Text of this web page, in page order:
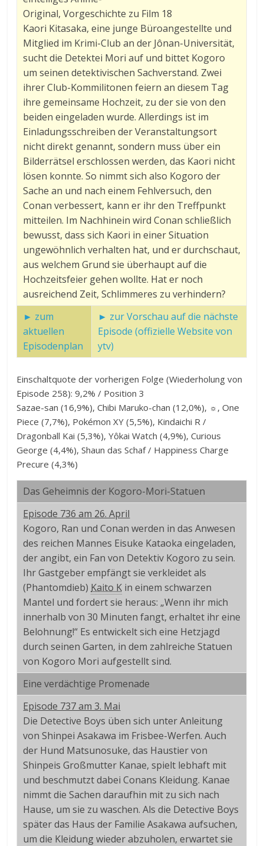
Original, Vorgeschichte zu Film 18
Kaori Kitasaka, eine junge Büroangestellte und
Mitglied im Krimi-Club an der Jônan-Universität,
sucht die Detektei Mori auf und bittet Kogoro
um seinen detektivischen Sachverstand. Zwei
ihrer Club-Kommilitonen feiern an diesem Tag
ihre gemeinsame Hochzeit, zu der sie von den
beiden eingeladen wurde. Allerdings ist im
Einladungsschreiben der Veranstaltungsort
nicht direkt genannt, sondern muss über ein
Bilderrätsel erschlossen werden, das Kaori nicht
lösen konnte. So nimmt sich also Kogoro der
Sache an und nach einem Fehlversuch, den
Conan verbessert, kann er ihr den Treffpunkt
mitteilen. Im Nachhinein wird Conan schließlich
bewusst, dass sich Kaori in einer Situation
ungewöhnlich verhalten hat, und er durchschaut,
aus welchem Grund sie überhaupt auf die
Hochzeitsfeier gehen wollte. Hat er noch
ausreichend Zeit, Schlimmeres zu verhindern?
► zum
aktuellen
Episodenplan
► zur Vorschau auf die nächste
Episode (offizielle Website von
ytv)
Einschaltquote der vorherigen Folge (Wiederholung von
Episode 258): 9,2% / Position 3
Sazae-san (16,9%), Chibi Maruko-chan (12,0%), ☼, One
Piece (7,7%), Pokémon XY (5,5%), Kindaichi R /
Dragonball Kai (5,3%), Yôkai Watch (4,9%), Curious
George (4,4%), Shaun das Schaf / Happiness Charge
Precure (4,3%)
Das Geheimnis der Kogoro-Mori-Statuen
Episode 736 am 26. April
Kogoro, Ran und Conan werden in das Anwesen
des reichen Mannes Eisuke Kataoka eingeladen,
der angibt, ein Fan von Detektiv Kogoro zu sein.
Ihr Gastgeber empfängt sie verkleidet als
(Phantomdieb) Kaito K in einem schwarzen
Mantel und fordert sie heraus: „Wenn ihr mich
innerhalb von 30 Minuten fangt, erhaltet ihr eine
Belohnung!“ Es entwickelt sich eine Hetzjagd
durch seinen Garten, in dem zahlreiche Statuen
von Kogoro Mori aufgestellt sind.
Eine verdächtige Promenade
Episode 737 am 3. Mai
Die Detective Boys üben sich unter Anleitung
von Shinpei Asakawa im Frisbee-Werfen. Auch
der Hund Matsunosuke, das Haustier von
Shinpeis Großmutter Kanae, spielt lebhaft mit
und beschmutzt dabei Conans Kleidung. Kanae
nimmt die Sachen daraufhin mit zu sich nach
Hause, um sie zu waschen. Als die Detective Boys
später das Haus der Familie Asakawa aufsuchen,
um die Kleidung wieder abzuholen, erwartet sie